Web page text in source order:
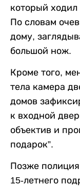
который
По словам
дому,
большой нож.
Кроме того,
тела камера
домов
к входной
объектив и
подарок”.
Позже
15-летнего